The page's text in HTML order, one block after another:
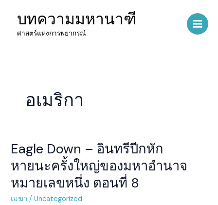
บทความมหานาฑี
ศาสตร์แห่งการพยากรณ์
อเมริกา
Eagle Down – อินทรีปีกหัก
หายนะครั้งใหญ่ของมหาอำนาจ
หมายเลขหนึ่ง ตอนที่ 8
เมฆา/Uncategorized
Eagle
Down
–
อินทรี